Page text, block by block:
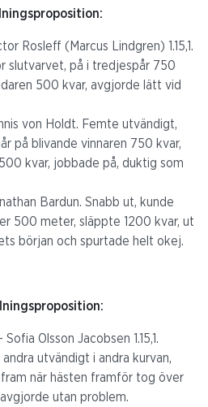
Rosleff (Marcus Lindgren) 1.15,1.
slutvarvet, på i tredjespår 750
500 kvar, avgjorde lätt vid
von Holdt. Femte utvändigt,
på blivande vinnaren 750 kvar,
kvar, jobbade på, duktig som
Bardun. Snabb ut, kunde
500 meter, släppte 1200 kvar, ut
början och spurtade helt okej.
Olsson Jacobsen 1.15,1.
andra utvändigt i andra kurvan,
när hästen framför tog över
utan problem.